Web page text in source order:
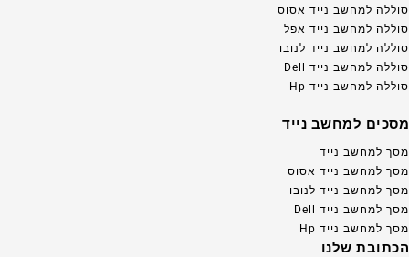
סוללה למחשב נייד אסוס
סוללה למחשב נייד אפל
סוללה למחשב נייד לנובו
סוללה למחשב נייד Dell
סוללה למחשב נייד Hp
מסכים למחשב נייד
מסך למחשב נייד
מסך למחשב נייד אסוס
מסך למחשב נייד לנובו
מסך למחשב נייד Dell
מסך למחשב נייד Hp
הכתובת שלנו